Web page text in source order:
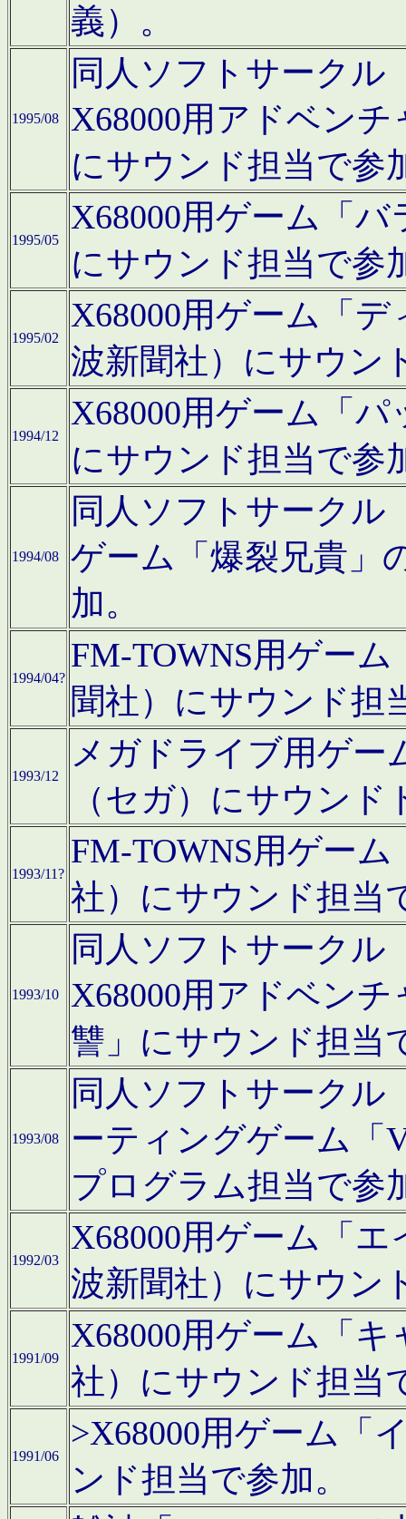
義）。
1995/08
同人ソフトサークル
X68000用アドベン
にサウンド担当で参
1995/05
X68000用ゲーム「
にサウンド担当で参
1995/02
X68000用ゲーム「
波新聞社）にサウン
1994/12
X68000用ゲーム「
にサウンド担当で参
1994/08
同人ソフトサークル
ゲーム「爆裂兄貴」
加。
1994/04?
FM-TOWNS用ゲー
聞社）にサウンド担
1993/12
メガドライブ用ゲー
（セガ）にサウン
1993/11?
FM-TOWNS用ゲー
社）にサウンド担当
1993/10
同人ソフトサークル
X68000用アドベン
讐」にサウンド担当
1993/08
同人ソフトサークル
ーティングゲーム「
プログラム担当で参
1992/03
X68000用ゲーム「
波新聞社）にサウン
1991/09
X68000用ゲーム「
社）にサウンド担当
1991/06
>X68000用ゲーム「
ンド担当で参加。